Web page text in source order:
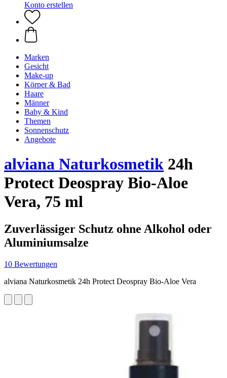
Konto erstellen
Marken
Gesicht
Make-up
Körper & Bad
Haare
Männer
Baby & Kind
Themen
Sonnenschutz
Angebote
alviana Naturkosmetik 24h
Protect Deospray Bio-Aloe
Vera, 75 ml
Zuverlässiger Schutz ohne Alkohol oder
Aluminiumsalze
10 Bewertungen
alviana Naturkosmetik 24h Protect Deospray Bio-Aloe Vera